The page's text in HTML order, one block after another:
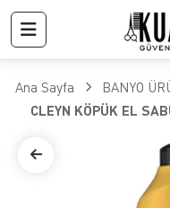
Ana Sayfa BANYO
CLEYN KÖPÜK EL